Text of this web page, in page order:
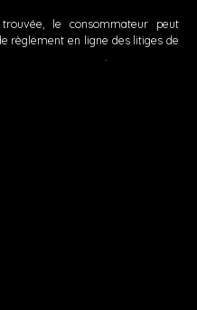
le consommateur peut
règlement en ligne des litiges de
.